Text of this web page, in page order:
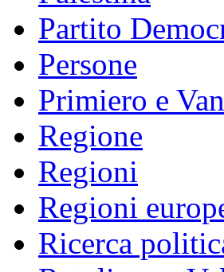
Partito
Persone
Primiero e
Regione
Regioni
Regioni
Ricerca